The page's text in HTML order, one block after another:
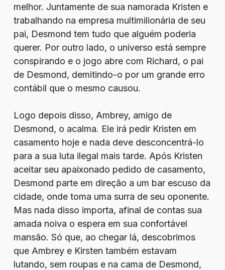
melhor. Juntamente de sua namorada Kristen e
trabalhando na empresa multimilionária de seu
pai, Desmond tem tudo que alguém poderia
querer. Por outro lado, o universo está sempre
conspirando e o jogo abre com Richard, o pai
de Desmond, demitindo-o por um grande erro
contábil que o mesmo causou.
Logo depois disso, Ambrey, amigo de
Desmond, o acalma. Ele irá pedir Kristen em
casamento hoje e nada deve desconcentrá-lo
para a sua luta ilegal mais tarde. Após Kristen
aceitar seu apaixonado pedido de casamento,
Desmond parte em direção a um bar escuso da
cidade, onde toma uma surra de seu oponente.
Mas nada disso importa, afinal de contas sua
amada noiva o espera em sua confortável
mansão. Só que, ao chegar lá, descobrimos
que Ambrey e Kirsten também estavam
lutando, sem roupas e na cama de Desmond,